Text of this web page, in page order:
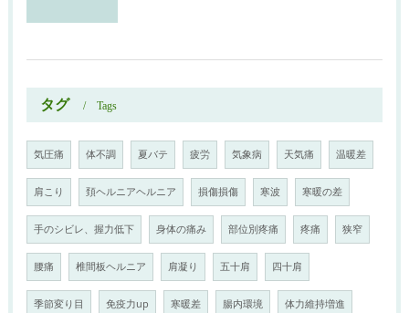
タグ Tags
気圧痛 体不調 夏バテ 疲労 気象病 天気痛 温暖差
肩こり 頚ヘルニアヘルニア 損傷損傷 寒波 寒暖の差
手のシビレ、握力低下 身体の痛み 部位別疼痛 疼痛 狭窄
腰痛 椎間板ヘルニア 肩凝り 五十肩 四十肩
季節変り目 免疫力up 寒暖差 腸内環境 体力維持増進